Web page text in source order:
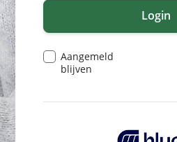
Login
Aangemeld
blijven